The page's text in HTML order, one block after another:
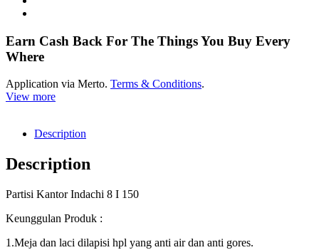
Earn Cash Back For The Things You Buy Every
Where
Application via Merto. Terms & Conditions.
View more
Description
Description
Partisi Kantor Indachi 8 I 150
Keunggulan Produk :
1.Meja dan laci dilapisi hpl yang anti air dan anti gores.